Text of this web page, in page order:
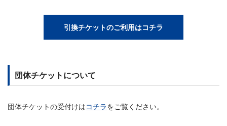
引換チケットのご利用はコチラ
団体チケットについて
団体チケットの受付けはコチラをご覧ください。